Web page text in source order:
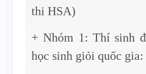
thi HSA)
+ Nhóm 1: Thí sinh
học sinh giỏi quốc